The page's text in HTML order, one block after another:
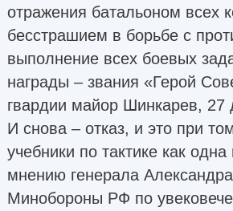
отражения батальоном всех
бесстрашием в борьбе с
выполнение всех боевых
награды – звания «Герой
гвардии майор Шинкарев, 27
И снова – отказ, и это при
учебники по тактике как
мнению генерала
Минобороны РФ по